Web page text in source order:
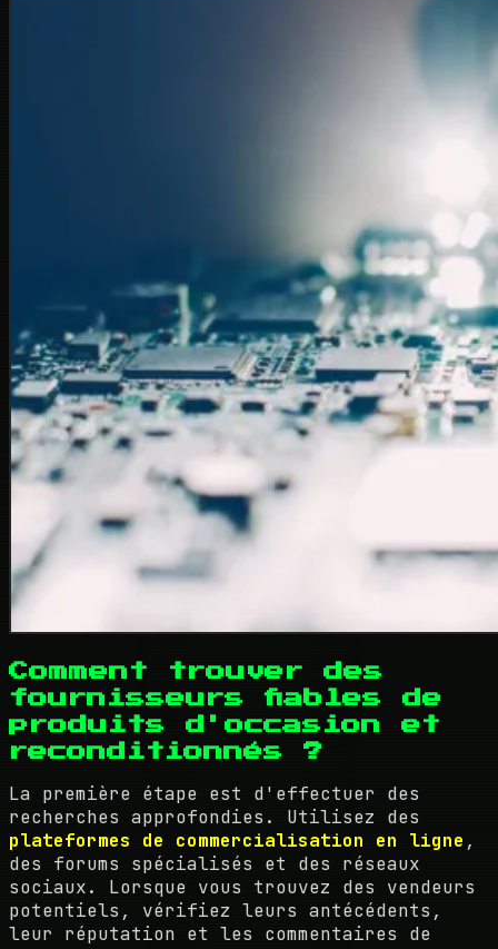
Comment trouver des
fournisseurs fiables de
produits d'occasion et
reconditionnés ?
La première étape est d'effectuer des
recherches approfondies. Utilisez des
plateformes de commercialisation en ligne ,
des forums spécialisés et des réseaux
sociaux. Lorsque vous trouvez des vendeurs
potentiels, vérifiez leurs antécédents,
leur réputation et les commentaires de